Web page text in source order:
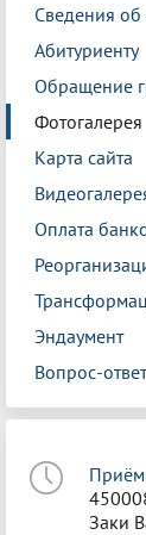
Сведения об
Абитуриенту
Обращение
Фотогалерея
Карта сайта
Оплата
Эндаумент
Вопрос-ответ
Заки